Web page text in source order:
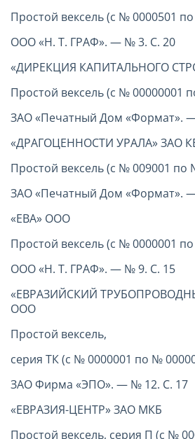
Простой вексель (с № 0000501
ООО «Н. Т. ГРАФ». — № 3. С. 20
«ДИРЕКЦИЯ КАПИТАЛЬНОГО
Простой вексель (с № 00000001
ЗАО «Печатный Дом «Формат».
«ДРАГОЦЕННОСТИ УРАЛА» ЗАО
Простой вексель (с № 009001
ЗАО «Печатный Дом «Формат».
«ЕВА» ООО
Простой вексель (с № 0000001
ООО «Н. Т. ГРАФ». — № 9. С. 15
«ЕВРАЗИЙСКИЙ
ООО
Простой вексель,
серия ТК (с № 0000001 по №
ЗАО Фирма «ЭПО». — № 12. С. 17
«ЕВРАЗИЯ-ЦЕНТР» ЗАО МКБ
Простой вексель, серия П (с №